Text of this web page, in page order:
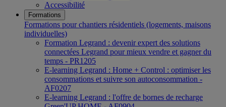
Accessibilité
Formations
Formations pour chantiers résidentiels (logements, maisons
individuelles)
Formation Legrand : devenir expert des solutions
connectées Legrand pour mieux vendre et gagner du
temps - PR1205
E-learning Legrand : Home + Control : optimiser les
consommations et suivre son autoconsommation -
AF0207
E-learning Legrand : l'offre de bornes de recharge